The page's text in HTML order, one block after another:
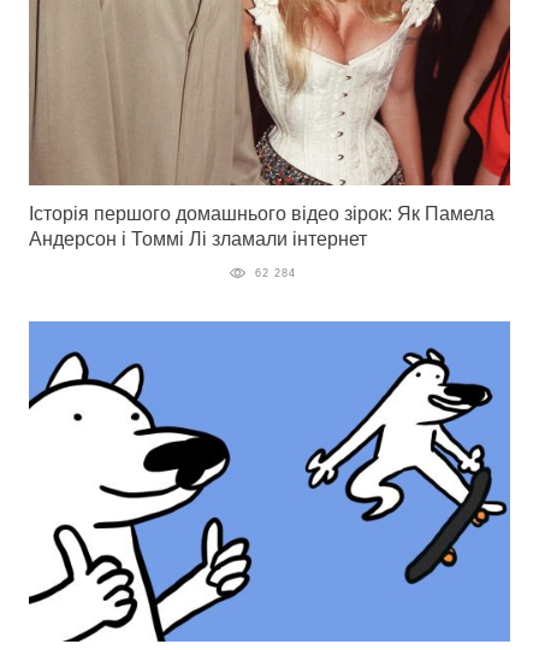
Історія першого домашнього відео зірок: Як Памела
Андерсон і Томмі Лі зламали інтернет
62 284